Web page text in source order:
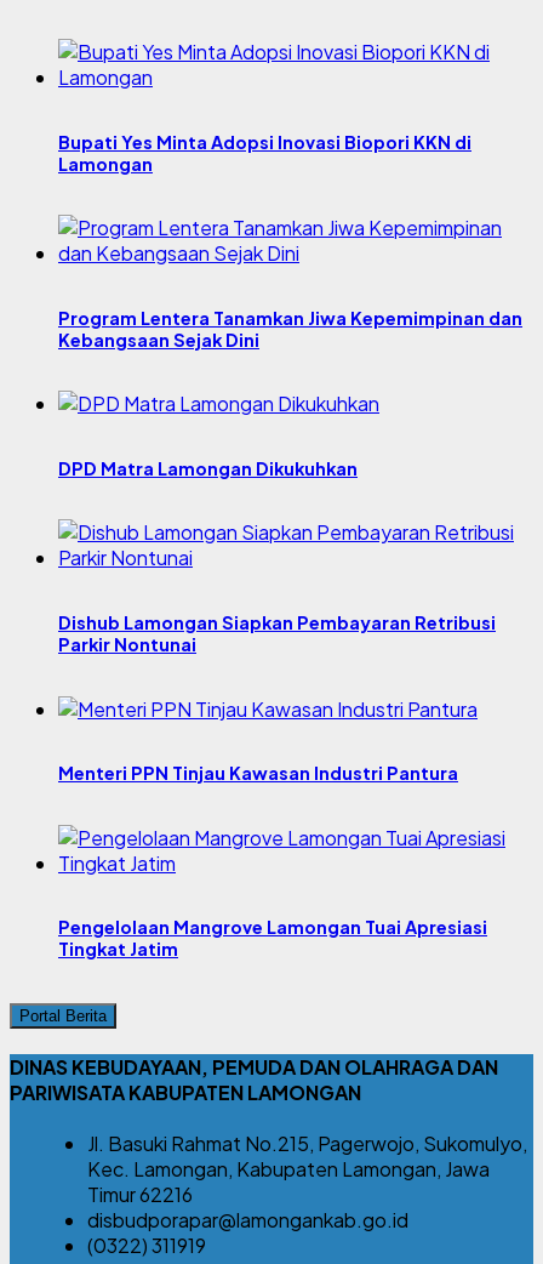
Bupati Yes Minta Adopsi Inovasi Biopori KKN di
Lamongan
Program Lentera Tanamkan Jiwa Kepemimpinan dan
Kebangsaan Sejak Dini
DPD Matra Lamongan Dikukuhkan
Dishub Lamongan Siapkan Pembayaran Retribusi
Parkir Nontunai
Menteri PPN Tinjau Kawasan Industri Pantura
Pengelolaan Mangrove Lamongan Tuai Apresiasi
Tingkat Jatim
Portal Berita
DINAS KEBUDAYAAN, PEMUDA DAN OLAHRAGA DAN
PARIWISATA KABUPATEN LAMONGAN
Jl. Basuki Rahmat No.215, Pagerwojo, Sukomulyo,
Kec. Lamongan, Kabupaten Lamongan, Jawa
Timur 62216
disbudporapar@lamongankab.go.id
(0322) 311919